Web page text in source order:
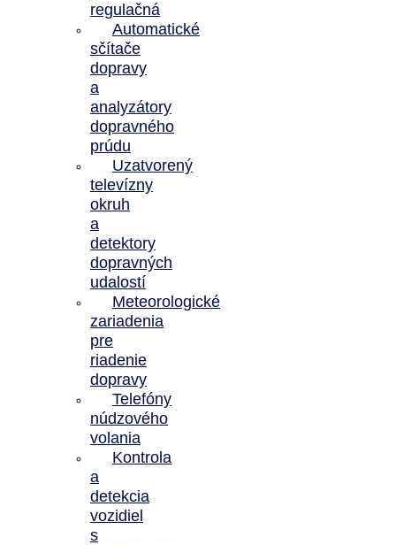
regulačná
Automatické
sčítače
dopravy
a
analyzátory
dopravného
prúdu
Uzatvorený
televízny
okruh
a
detektory
dopravných
udalostí
Meteorologické
zariadenia
pre
riadenie
dopravy
Telefóny
núdzového
volania
Kontrola
a
detekcia
vozidiel
s